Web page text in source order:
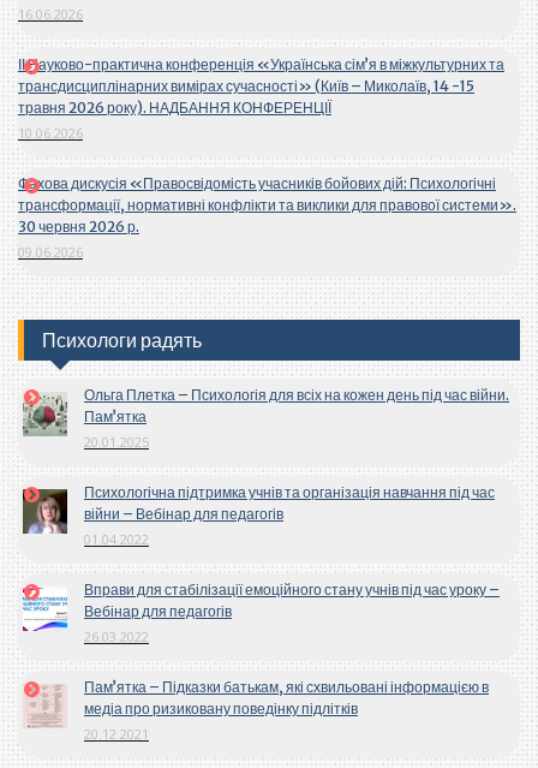
16.06.2026
ІІ Науково-практична конференція «Українська сім’я в міжкультурних та
трансдисциплінарних вимірах сучасності» (Київ – Миколаїв, 14 -15
травня 2026 року). НАДБАННЯ КОНФЕРЕНЦІЇ
10.06.2026
Фахова дискусія «Правосвідомість учасників бойових дій: Психологічні
трансформації, нормативні конфлікти та виклики для правової системи».
30 червня 2026 р.
09.06.2026
Психологи радять
Ольга Плетка – Психологія для всіх на кожен день під час війни.
Пам’ятка
20.01.2025
Психологічна підтримка учнів та організація навчання під час
війни – Вебінар для педагогів
01.04.2022
Вправи для стабілізації емоційного стану учнів під час уроку –
Вебінар для педагогів
26.03.2022
Пам’ятка – Підказки батькам, які схвильовані інформацією в
медіа про ризиковану поведінку підлітків
20.12.2021